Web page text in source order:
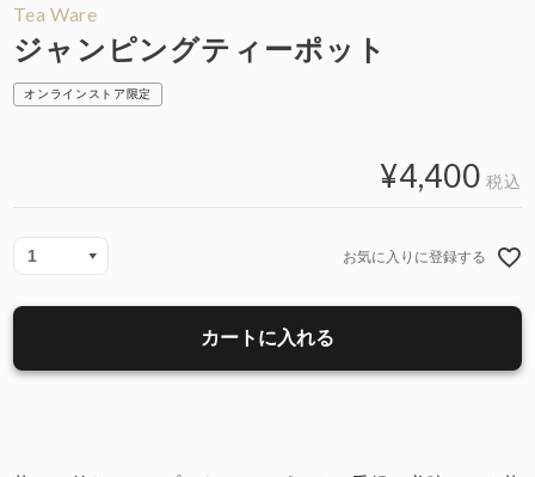
Tea Ware
ジャンピングティーポット
オンラインストア限定
¥4,400 税込
お気に入りに登録する
カートに入れる